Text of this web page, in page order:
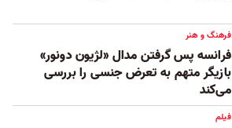
فرهنگ و هنر
فرانسه پس گرفتن مدال «لژیون دونور»
بازیگر متهم به تعرض جنسی را بررسی
می‌کند
فیلم